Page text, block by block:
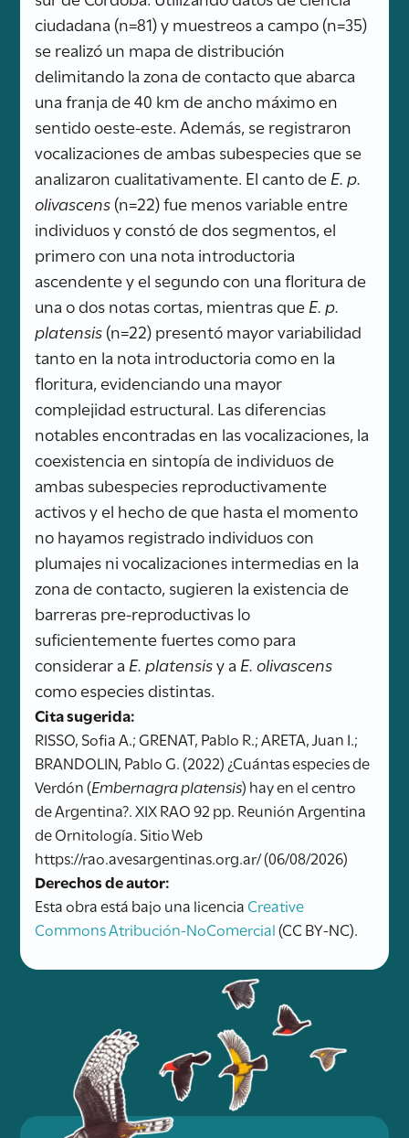
ciudadana (n=81) y muestreos a campo (n=35)
se realizó un mapa de distribución
delimitando la zona de contacto que abarca
una franja de 40 km de ancho máximo en
sentido oeste-este. Además, se registraron
vocalizaciones de ambas subespecies que se
analizaron cualitativamente. El canto deE. p.
olivascens(n=22) fue menos variable entre
individuos y constó de dos segmentos, el
primero con una nota introductoria
ascendente y el segundo con una floritura de
una o dos notas cortas, mientras queE. p.
platensis(n=22) presentó mayor variabilidad
tanto en la nota introductoria como en la
floritura, evidenciando una mayor
complejidad estructural. Las diferencias
notables encontradas en las vocalizaciones, la
coexistencia en sintopía de individuos de
ambas subespecies reproductivamente
activos y el hecho de que hasta el momento
no hayamos registrado individuos con
plumajes ni vocalizaciones intermedias en la
zona de contacto, sugieren la existencia de
barreras pre-reproductivas lo
suficientemente fuertes como para
considerar a E. platensisy a E. olivascens
como especies distintas.
Cita sugerida:
RISSO, Sofia A.; GRENAT, Pablo R.; ARETA, Juan I.;
BRANDOLIN, Pablo G. (2022) ¿Cuántas especies de
Verdón (Embernagra platensis) hay en el centro
de Argentina?. XIX RAO 92 pp. Reunión Argentina
de Ornitología. Sitio Web
https://rao.avesargentinas.org.ar/ (06/08/2026)
Derechos de autor:
Esta obra está bajo una licencia Creative
Commons Atribución-NoComercial(CC BY-NC).